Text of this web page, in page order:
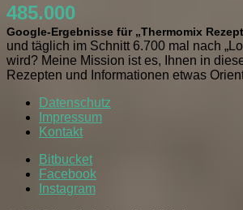
485.000
Google-Ergebnisse für „Thermomix
und täglich im Schnitt 6.700 mal nach
wird? Meine Mission ist es, Ihnen in
Rezepten und Informationen etwas
Datenschutz
Impressum
Kontakt
Bitbucket
Facebook
Instagram